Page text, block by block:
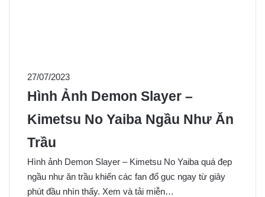
27/07/2023
Hình Ảnh Demon Slayer –
Kimetsu No Yaiba Ngầu Như Ăn
Trầu
Hình ảnh Demon Slayer – Kimetsu No Yaiba quá đẹp
ngầu như ăn trầu khiến các fan đổ gục ngay từ giây
phút đầu nhìn thấy. Xem và tải miễn…